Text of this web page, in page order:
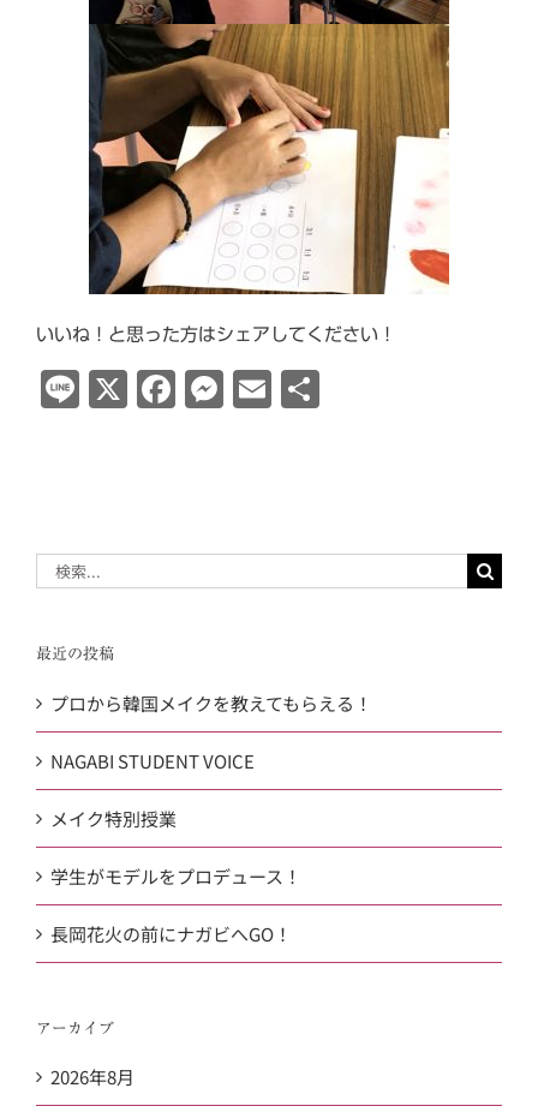
いいね！と思った方はシェアしてください！
Line
X Facebook
Messenger
Email
最近の投稿
プロから韓国メイクを教えてもらえる！
NAGABI STUDENT VOICE
メイク特別授業
学生がモデルをプロデュース！
長岡花火の前にナガビへGO！
アーカイブ
2026年8月